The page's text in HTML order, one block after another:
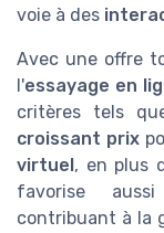
voie à des
Avec une offre
l'essayage en
critères tels
croissant prix
virtuel, en plus
favorise
contribuant à la